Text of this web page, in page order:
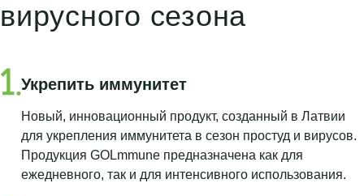
вирусного сезона
Укрепить иммунитет
Новый, инновационный продукт, созданный в Латвии
для укрепления иммунитета в сезон простуд и вирусов.
Продукция GOLmmune предназначена как для
ежедневного, так и для интенсивного использования.